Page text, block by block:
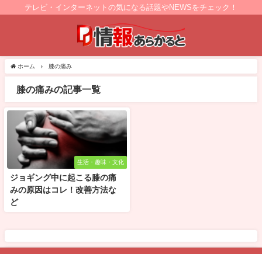
テレビ・インターネットの気になる話題やNEWSをチェック！
ホーム 膝の痛み
膝の痛みの記事一覧
生活・趣味・文化
ジョギング中に起こる膝の痛
みの原因はコレ！改善方法な
ど